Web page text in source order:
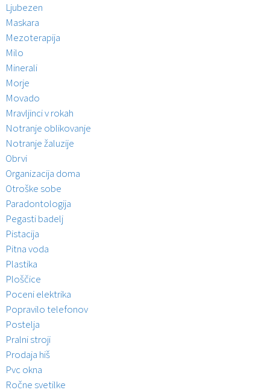
Ljubezen
Maskara
Mezoterapija
Milo
Minerali
Morje
Movado
Mravljinci v rokah
Notranje oblikovanje
Notranje žaluzije
Obrvi
Organizacija doma
Otroške sobe
Paradontologija
Pegasti badelj
Pistacija
Pitna voda
Plastika
Ploščice
Poceni elektrika
Popravilo telefonov
Postelja
Pralni stroji
Prodaja hiš
Pvc okna
Ročne svetilke